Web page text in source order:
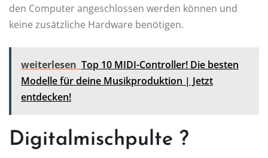
den Computer angeschlossen werden können und
keine zusätzliche Hardware benötigen.
weiterlesen Top 10 MIDI-Controller! Die besten
Modelle für deine Musikproduktion | Jetzt
entdecken!
Digitalmischpulte ?️